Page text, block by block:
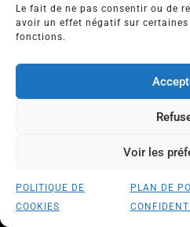
Le fait de ne pas consentir ou de
avoir un effet négatif sur
fonctions.
Voir les
POLITIQUE DE
COOKIES
PLAN DE
COMMENT
FRANCE|